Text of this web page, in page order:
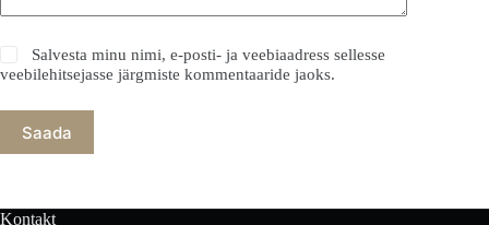
Salvesta minu nimi, e-posti- ja veebiaadress sellesse
veebilehitsejasse järgmiste kommentaaride jaoks.
Saada
Kontakt